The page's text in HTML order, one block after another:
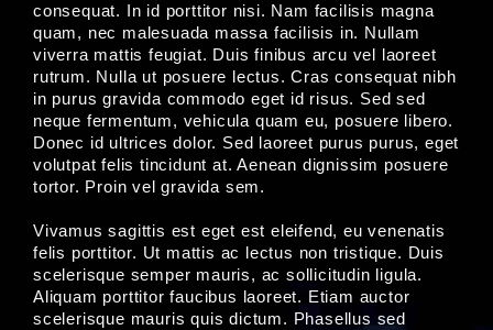
consequat. In id porttitor nisi. Nam facilisis magna
quam, nec malesuada massa facilisis in. Nullam
viverra mattis feugiat. Duis finibus arcu vel laoreet
rutrum. Nulla ut posuere lectus. Cras consequat nibh
in purus gravida commodo eget id risus. Sed sed
neque fermentum, vehicula quam eu, posuere libero.
Donec id ultrices dolor. Sed laoreet purus purus, eget
volutpat felis tincidunt at. Aenean dignissim posuere
tortor. Proin vel gravida sem.
Vivamus sagittis est eget est eleifend, eu venenatis
felis porttitor. Ut mattis ac lectus non tristique. Duis
scelerisque semper mauris, ac sollicitudin ligula.
Aliquam porttitor faucibus laoreet. Etiam auctor
scelerisque mauris quis dictum. Phasellus sed